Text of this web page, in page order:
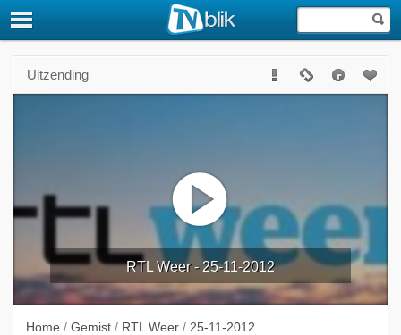
Uitzending
RTL Weer - 25-11-2012
Home / Gemist / RTL Weer / 25-11-2012